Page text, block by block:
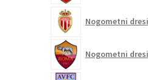
Nogometni
Nogometni